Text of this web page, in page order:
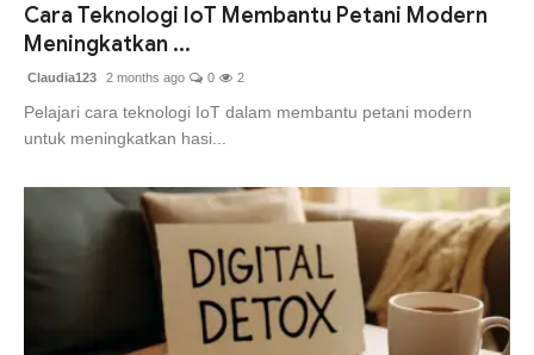
Cara Teknologi IoT Membantu Petani Modern
Meningkatkan ...
Claudia123 2 months ago 0 2
Pelajari cara teknologi IoT dalam membantu petani modern
untuk meningkatkan hasi...